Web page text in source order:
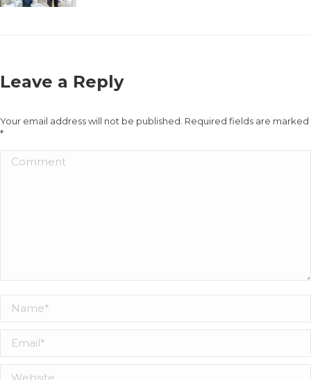
Leave a Reply
Your email address will not be published. Required fields are marked
*
Comment
Name *
Email *
Website